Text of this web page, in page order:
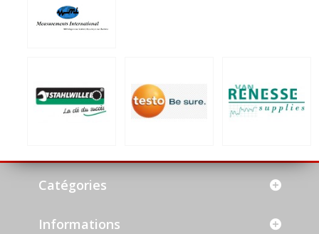
Catégories
Informations